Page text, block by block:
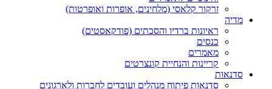
זרקור קלאסי (מלחינים, אופרות ואופרטות)
מדיה
ראיונות ברדיו והסכתים (פודקאסטים)
כנסים
מאמרים
קריינות והנחיית קונצרטים
סדנאות
סדנאות פיתוח מנהלים ועובדים לחברות ולארגונים